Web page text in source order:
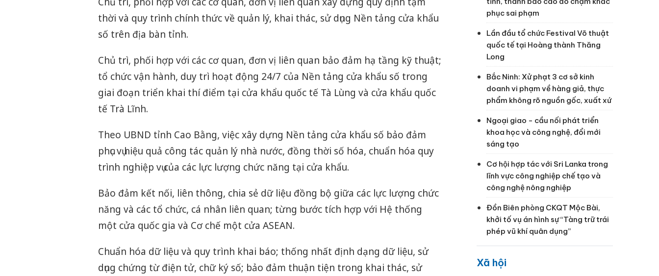
thời và quy trình chính thức về quản lý, khai thác, sử dụng Nền tảng cửa khẩu
số trên địa bàn tỉnh.
Chủ trì, phối hợp với các cơ quan, đơn vị liên quan bảo đảm hạ tầng kỹ thuật;
tổ chức vận hành, duy trì hoạt động 24/7 của Nền tảng cửa khẩu số trong
giai đoạn triển khai thí điểm tại cửa khẩu quốc tế Tà Lùng và cửa khẩu quốc
tế Trà Lĩnh.
Theo UBND tỉnh Cao Bằng, việc xây dựng Nền tảng cửa khẩu số bảo đảm
phục vụ hiệu quả công tác quản lý nhà nước, đồng thời số hóa, chuẩn hóa quy
trình nghiệp vụ của các lực lượng chức năng tại cửa khẩu.
Bảo đảm kết nối, liên thông, chia sẻ dữ liệu đồng bộ giữa các lực lượng chức
năng và các tổ chức, cá nhân liên quan; từng bước tích hợp với Hệ thống
một cửa quốc gia và Cơ chế một cửa ASEAN.
Chuẩn hóa dữ liệu và quy trình khai báo; thống nhất định dạng dữ liệu, sử
dụng chứng từ điện tử, chữ ký số; bảo đảm thuận tiện trong khai thác, sử
phục sai phạm
Lần đầu tổ chức Festival Võ thuật
quốc tế tại Hoàng thành Thăng
Long
Bắc Ninh: Xử phạt 3 cơ sở kinh
doanh vi phạm về hàng giả, thực
phẩm không rõ nguồn gốc, xuất xứ
Ngoại giao - cầu nối phát triển
khoa học và công nghệ, đổi mới
sáng tạo
Cơ hội hợp tác với Sri Lanka trong
lĩnh vực công nghiệp chế tạo và
công nghệ nông nghiệp
Đồn Biên phòng CKQT Mộc Bài,
khởi tố vụ án hình sự “Tàng trữ trái
phép vũ khí quân dụng”
Xã hội